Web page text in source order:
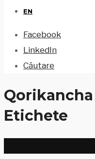
EN
Facebook
LinkedIn
Căutare
Qorikancha
Etichete